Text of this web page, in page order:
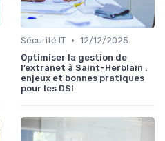
Sécurité IT • 12/12/2025
Optimiser la gestion de
l’extranet à Saint-Herblain :
enjeux et bonnes pratiques
pour les DSI